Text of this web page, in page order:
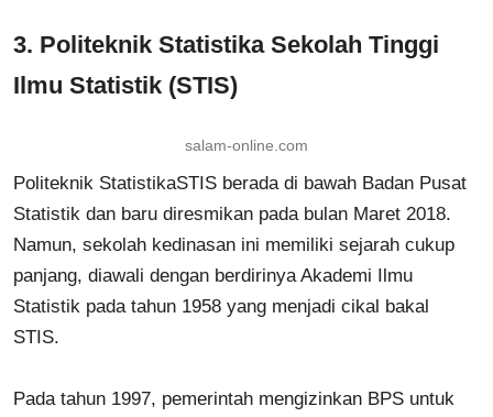
3. Politeknik Statistika Sekolah Tinggi
Ilmu Statistik (STIS)
salam-online.com
Politeknik StatistikaSTIS berada di bawah Badan Pusat
Statistik dan baru diresmikan pada bulan Maret 2018.
Namun, sekolah kedinasan ini memiliki sejarah cukup
panjang, diawali dengan berdirinya Akademi Ilmu
Statistik pada tahun 1958 yang menjadi cikal bakal
STIS.
Pada tahun 1997, pemerintah mengizinkan BPS untuk